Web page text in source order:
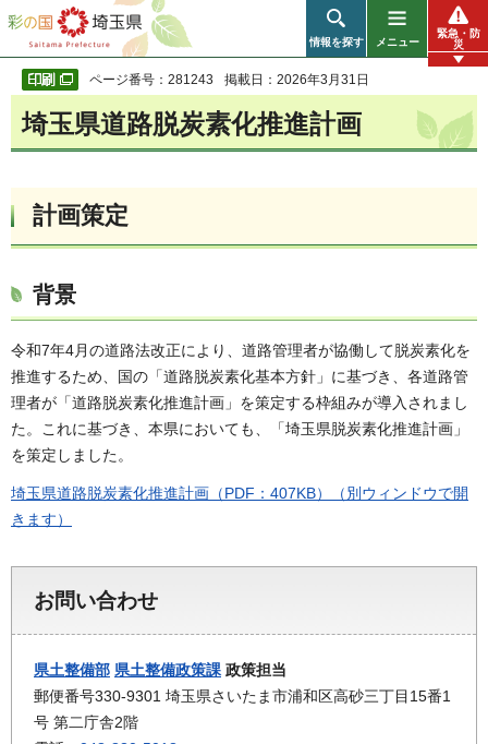
彩の国 埼玉県
情報を探す メニュー
緊急・防
災
ページ番号：281243 掲載日：2026年3月31日
埼玉県道路脱炭素化推進計画
計画策定
背景
令和7年4月の道路法改正により、道路管理者が協働して脱炭素化を
推進するため、国の「道路脱炭素化基本方針」に基づき、各道路管
理者が「道路脱炭素化推進計画」を策定する枠組みが導入されまし
た。これに基づき、本県においても、「埼玉県脱炭素化推進計画」
を策定しました。
埼玉県道路脱炭素化推進計画（PDF：407KB）（別ウィンドウで開
きます）
お問い合わせ
県土整備部 県土整備政策課 政策担当
郵便番号330-9301 埼玉県さいたま市浦和区高砂三丁目15番1
号 第二庁舎2階